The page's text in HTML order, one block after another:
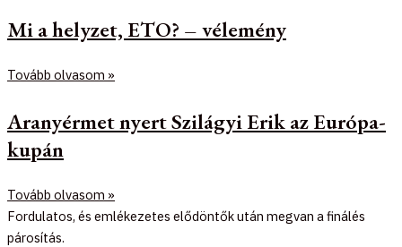
Mi a helyzet, ETO? – vélemény
Tovább olvasom »
Aranyérmet nyert Szilágyi Erik az Európa-
kupán
Tovább olvasom »
Fordulatos, és emlékezetes elődöntők után megvan a finálés
párosítás.